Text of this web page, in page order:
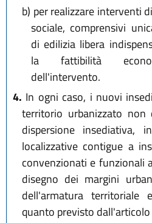
b) per realizzare interventi
sociale, comprensivi
di edilizia libera
la fattibilità
dell'intervento.
4. In ogni caso, i nuovi
territorio urbanizzato non
dispersione insediativa,
localizzative contigue a
convenzionati e funzionali
disegno dei margini
dell'armatura territoriale
quanto previsto